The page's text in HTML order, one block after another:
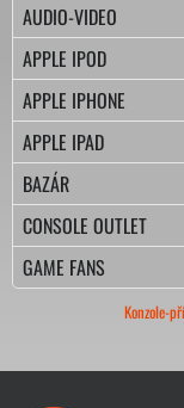
AUDIO-VIDEO
APPLE IPOD
APPLE IPHONE
APPLE IPAD
BAZÁR
CONSOLE OUTLET
GAME FANS
Konzole-